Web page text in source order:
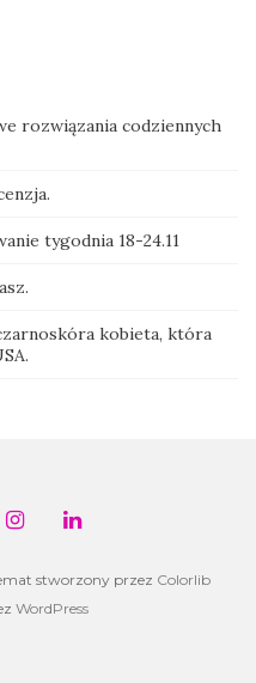
rozwiązania codziennych
tygodnia 18-24.11
kobieta, która
stworzony przez Colorlib
WordPress